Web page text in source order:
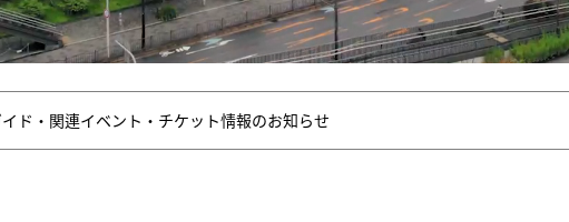
ド・関連イベント・チケット情報のお知らせ